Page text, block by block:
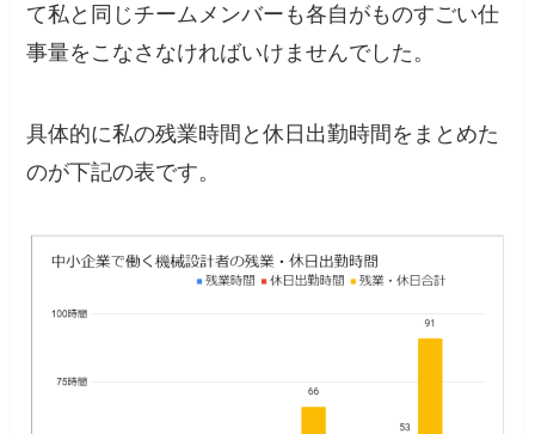
て私と同じチームメンバーも各自がものすごい仕
事量をこなさなければいけませんでした。
具体的に私の残業時間と休日出勤時間をまとめた
のが下記の表です。